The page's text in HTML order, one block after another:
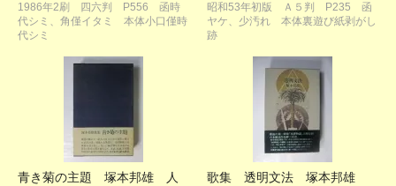
1986年2刷 四六判 P556 函時
代シミ、角僅イタミ 本体小口僅時
代シミ
昭和53年初版 Ａ５判 P235 函
ヤケ、少汚れ 本体裏遊び紙剥がし
跡
青き菊の主題 塚本邦雄 人
歌集 透明文法 塚本邦雄